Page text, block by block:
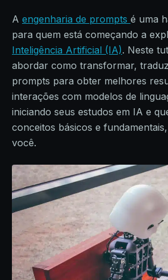
A engenharia de prompts é uma
para quem está começando a
Inteligência Artificial (IA). Neste
abordar como transformar,
prompts para obter melhores
interações com modelos de
iniciando seus estudos em IA e
conceitos básicos e
você.